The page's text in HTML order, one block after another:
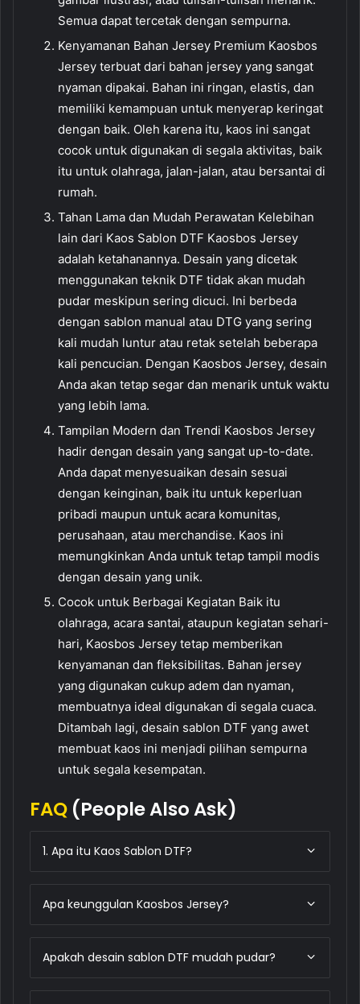
Semua dapat tercetak dengan sempurna.
Kenyamanan Bahan Jersey Premium Kaosbos
Jersey terbuat dari bahan jersey yang sangat
nyaman dipakai. Bahan ini ringan, elastis, dan
memiliki kemampuan untuk menyerap keringat
dengan baik. Oleh karena itu, kaos ini sangat
cocok untuk digunakan di segala aktivitas, baik
itu untuk olahraga, jalan-jalan, atau bersantai di
rumah.
Tahan Lama dan Mudah Perawatan Kelebihan
lain dari Kaos Sablon DTF Kaosbos Jersey
adalah ketahanannya. Desain yang dicetak
menggunakan teknik DTF tidak akan mudah
pudar meskipun sering dicuci. Ini berbeda
dengan sablon manual atau DTG yang sering
kali mudah luntur atau retak setelah beberapa
kali pencucian. Dengan Kaosbos Jersey, desain
Anda akan tetap segar dan menarik untuk waktu
yang lebih lama.
Tampilan Modern dan Trendi Kaosbos Jersey
hadir dengan desain yang sangat up-to-date.
Anda dapat menyesuaikan desain sesuai
dengan keinginan, baik itu untuk keperluan
pribadi maupun untuk acara komunitas,
perusahaan, atau merchandise. Kaos ini
memungkinkan Anda untuk tetap tampil modis
dengan desain yang unik.
Cocok untuk Berbagai Kegiatan Baik itu
olahraga, acara santai, ataupun kegiatan sehari-
hari, Kaosbos Jersey tetap memberikan
kenyamanan dan fleksibilitas. Bahan jersey
yang digunakan cukup adem dan nyaman,
membuatnya ideal digunakan di segala cuaca.
Ditambah lagi, desain sablon DTF yang awet
membuat kaos ini menjadi pilihan sempurna
untuk segala kesempatan.
FAQ (People Also Ask)
1. Apa itu Kaos Sablon DTF?
Apa keunggulan Kaosbos Jersey?
Apakah desain sablon DTF mudah pudar?